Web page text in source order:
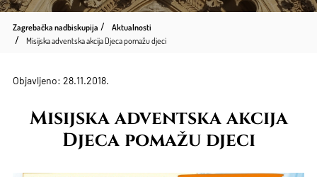
Zagrebačka nadbiskupija
Aktualnosti
Misijska adventska akcija Djeca pomažu djeci
Objavljeno: 28.11.2018.
Misijska adventska akcija
Djeca pomažu djeci